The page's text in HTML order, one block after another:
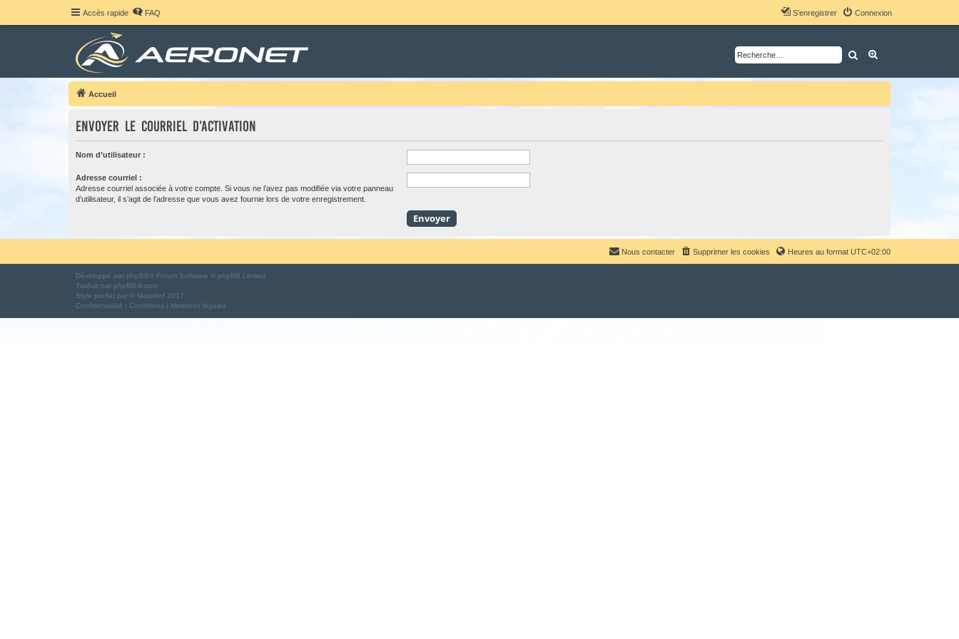
Accès rapide FAQ Connexion
S’enregistrer
Rechercher
Accueil
Envoyer le courriel d’activation
Nom d’utilisateur :
Adresse courriel :
Adresse courriel associée à votre compte. Si vous ne l’avez pas modifiée via votre panneau
d’utilisateur, il s’agit de l’adresse que vous avez fournie lors de votre enregistrement.
Heures au format UTC+02:00
Supprimer les cookies
Nous contacter
Développé par phpBB® Forum Software © phpBB Limited
Traduit par phpBB-fr.com
Style proflat par © Mazeltof 2017
Confidentialité | Conditions | Mentions légales